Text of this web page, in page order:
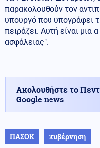
παρακολουθούν τον
υπουργό που υπογράφει
πειράζει. Αυτή είναι μια
ασφάλειας".
Ακολουθήστε το
Google news
ΠΑΣΟΚ κυβέρνηση